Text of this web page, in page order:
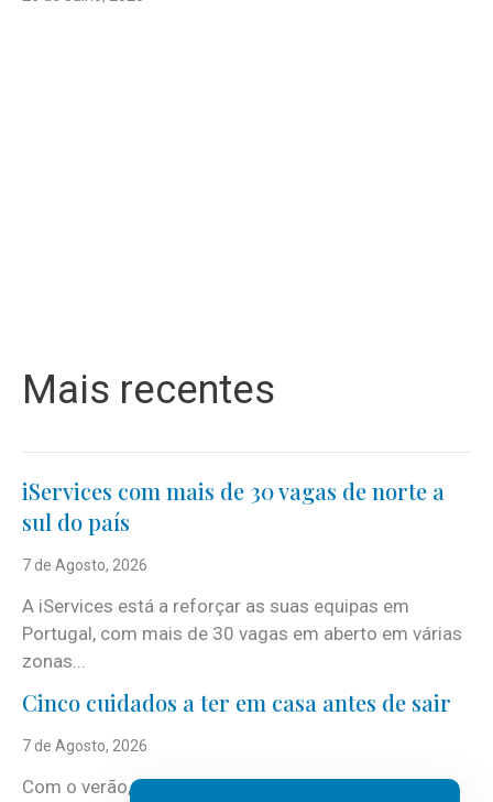
Mais recentes
iServices com mais de 30 vagas de norte a
sul do país
7 de Agosto, 2026
A iServices está a reforçar as suas equipas em
Portugal, com mais de 30 vagas em aberto em várias
zonas...
Cinco cuidados a ter em casa antes de sair
7 de Agosto, 2026
Com o verão, chegam também as férias, os fins-de-